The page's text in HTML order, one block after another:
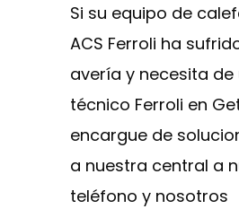
Si su equipo de
ACS Ferroli ha
avería y necesita de
técnico Ferroli en
encargue de
a nuestra central a
teléfono y nosotros